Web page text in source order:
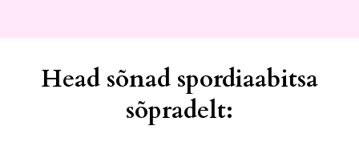
Head sõnad spordiaabitsa
sõpradelt: